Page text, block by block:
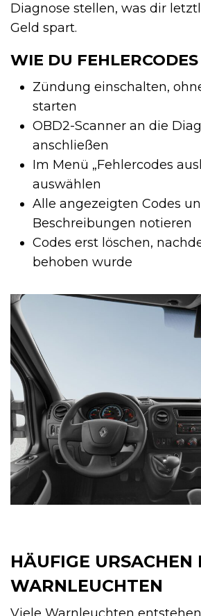
Diagnose stellen, was dir
Geld spart.
WIE DU
Zündung einschalten,
starten
OBD2-Scanner an die
anschließen
Im Menü „Fehlercodes
auswählen
Alle angezeigten Codes
Beschreibungen notieren
Codes erst löschen,
behoben wurde
HÄUFIGE URSACHEN
WARNLEUCHTEN